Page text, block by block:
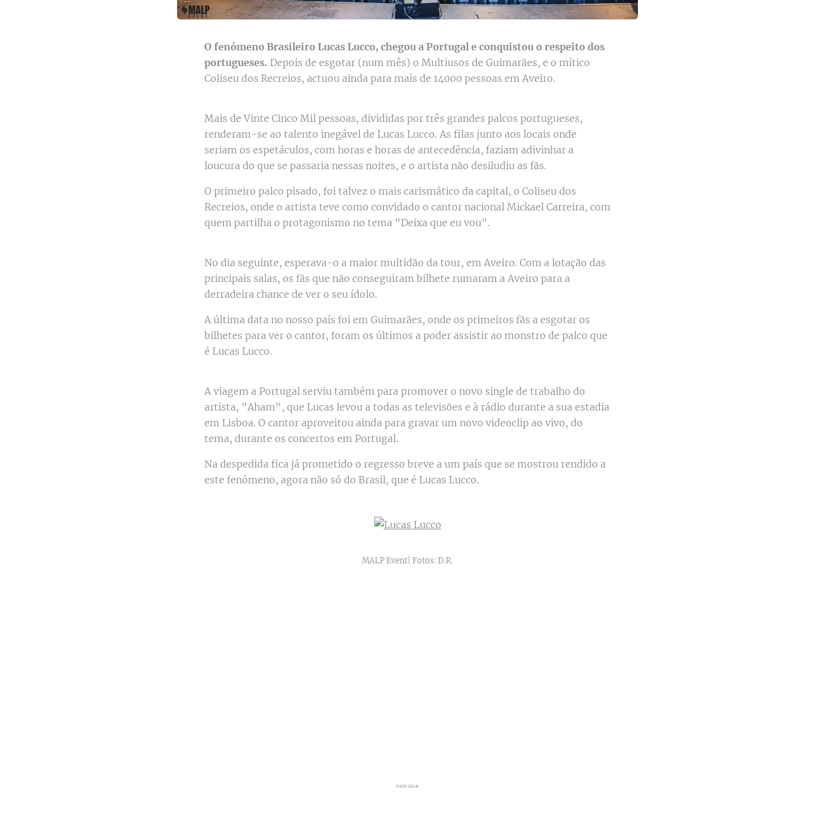
O fenómeno Brasileiro Lucas Lucco, chegou a Portugal e conquistou o respeito dos
portugueses. Depois de esgotar (num mês) o Multiusos de Guimarães, e o mítico
Coliseu dos Recreios, actuou ainda para mais de 14000 pessoas em Aveiro.
Mais de Vinte Cinco Mil pessoas, divididas por três grandes palcos portugueses,
renderam-se ao talento inegável de Lucas Lucco. As filas junto aos locais onde
seriam os espetáculos, com horas e horas de antecedência, faziam adivinhar a
loucura do que se passaria nessas noites, e o artista não desiludiu as fãs.
O primeiro palco pisado, foi talvez o mais carismático da capital, o Coliseu dos
Recreios, onde o artista teve como convidado o cantor nacional Mickael Carreira, com
quem partilha o protagonismo no tema "Deixa que eu vou".
No dia seguinte, esperava-o a maior multidão da tour, em Aveiro. Com a lotação das
principais salas, os fãs que não conseguiram bilhete rumaram a Aveiro para a
derradeira chance de ver o seu ídolo.
A última data no nosso país foi em Guimarães, onde os primeiros fãs a esgotar os
bilhetes para ver o cantor, foram os últimos a poder assistir ao monstro de palco que
é Lucas Lucco.
A viagem a Portugal serviu também para promover o novo single de trabalho do
artista, "Aham", que Lucas levou a todas as televisões e à rádio durante a sua estadia
em Lisboa. O cantor aproveitou ainda para gravar um novo videoclip ao vivo, do
tema, durante os concertos em Portugal.
Na despedida fica já prometido o regresso breve a um país que se mostrou rendido a
este fenómeno, agora não só do Brasil, que é Lucas Lucco.
MALP Event| Fotos: D.R.
Publicidade